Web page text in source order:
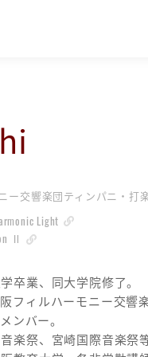
ー交響楽団ティンパニ・打
Light
Ⅱ
卒業、同大学院修了。
フィルハーモニー交響
ンバー。
楽祭、宮崎国際音楽祭